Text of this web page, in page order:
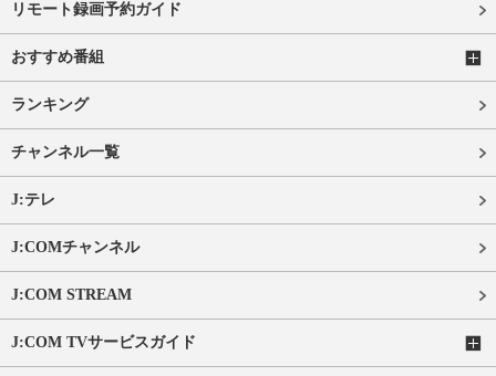
リモート録画予約ガイド
おすすめ番組
ランキング
チャンネル一覧
J:テレ
J:COMチャンネル
J:COM STREAM
J:COM TVサービスガイド